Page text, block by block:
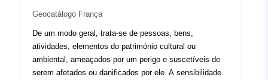
questões. Os dados sobre questões representam uma
fotografia (figável e não exaustiva) dos ativos e das
pessoas expostas a perigos no momento da elaboração
do plano de prevenção de riscos. Estes dados não são
atualizados após a aprovação do RPP.Na prática, já não
Geocatálogo França
De um modo geral, trata-se de pessoas, bens,
atividades, elementos do património cultural ou
ambiental, ameaçados por um perigo e suscetíveis de
serem afetados ou danificados por ele. A sensibilidade